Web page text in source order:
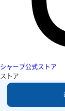
シャープ公式ストア
ストア